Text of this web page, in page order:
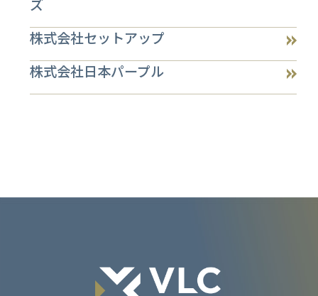
ズ
株式会社セットアップ
株式会社日本パープル